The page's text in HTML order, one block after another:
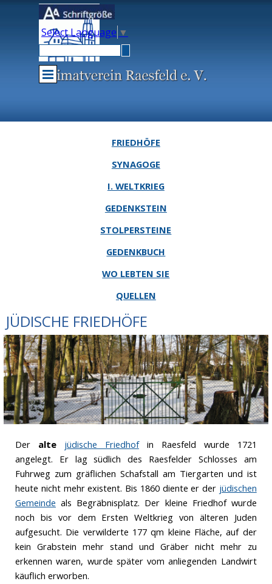
Direkt zum Seiteninhalt
Select Language ▼
Menü überspringen
FRIEDHÖFE
SYNAGOGE
I. WELTKRIEG
GEDENKSTEIN
STOLPERSTEINE
GEDENKBUCH
WO LEBTEN SIE
QUELLEN
JÜDISCHE FRIEDHÖFE
Der alte jüdische Friedhofin Raesfeld wurde 1721
angelegt. Er lag südlich des Raesfelder Schlosses am
Fuhrweg zum gräflichen Schafstall am Tiergarten und ist
heute nicht mehr existent. Bis 1860 diente er der jüdischen
Gemeinde als Begräbnisplatz. Der kleine Friedhof wurde
noch bis vor dem Ersten Weltkrieg von älteren Juden
aufgesucht. Die verwilderte 177 qm kleine Fläche, auf der
kein Grabstein mehr stand und Gräber nicht mehr zu
erkennen waren, wurde später vom anliegenden Landwirt
käuflich erworben.